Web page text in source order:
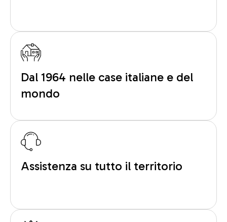
Dal 1964 nelle case italiane e del
mondo
Assistenza su tutto il territorio